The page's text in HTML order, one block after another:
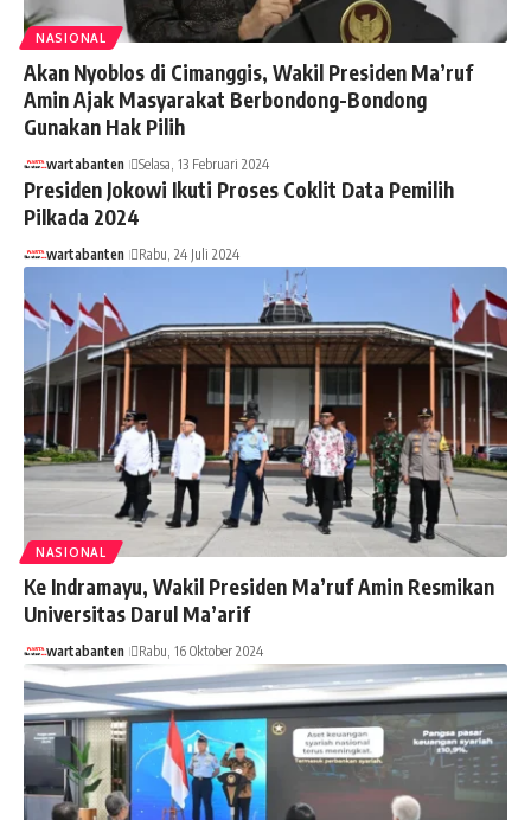
NASIONAL
Akan Nyoblos di Cimanggis, Wakil Presiden Ma’ruf
Amin Ajak Masyarakat Berbondong-Bondong
Gunakan Hak Pilih
wartabanten Selasa, 13 Februari 2024
Presiden Jokowi Ikuti Proses Coklit Data Pemilih
Pilkada 2024
wartabanten Rabu, 24 Juli 2024
NASIONAL
Ke Indramayu, Wakil Presiden Ma’ruf Amin Resmikan
Universitas Darul Ma’arif
wartabanten Rabu, 16 Oktober 2024